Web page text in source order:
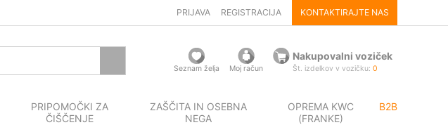
PRIJAVA REGISTRACIJA KONTAKTIRAJTE NAS
Seznam želja Moj račun
Nakupovalni voziček
Št. izdelkov v vozičku: 0
PRIPOMOČKI ZA
ČIŠČENJE
ZAŠČITA IN OSEBNA
NEGA
OPREMA KWC
(FRANKE)
B2B